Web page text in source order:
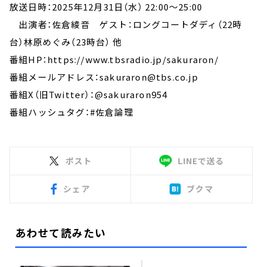
放送日時：2025年12月31日（水） 22:00～25:00
出演者：佐倉綾音 ゲスト：ロングコートダディ（22時
台）林原めぐみ（23時台） 他
番組HP：https://www.tbsradio.jp/sakuraron/
番組メールアドレス：sakuraron@tbs.co.jp
番組X（旧Twitter）：@sakuraron954
番組ハッシュタグ：#佐倉論理
ポスト LINEで送る
シェア ブクマ
あわせて読みたい